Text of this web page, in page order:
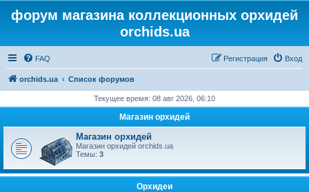
форум магазина коллекционных орхидей
orchids.ua
FAQ Вход
Регистрация
orchids.ua Список форумов
Текущее время: 08 авг 2026, 06:10
Магазин орхидей
Магазин орхидей
Магазин орхидей orchids.ua
Темы: 3
Орхидеи